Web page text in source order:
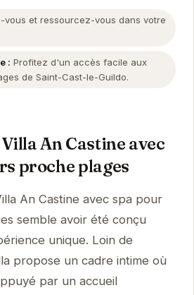
vous et ressourcez-vous dans votre
: Profitez d'un accès facile aux
de Saint-Cast-le-Guildo.
An Castine avec
proche plages
An Castine avec spa pour
semble avoir été conçu
unique. Loin de
propose un cadre intime où
par un accueil